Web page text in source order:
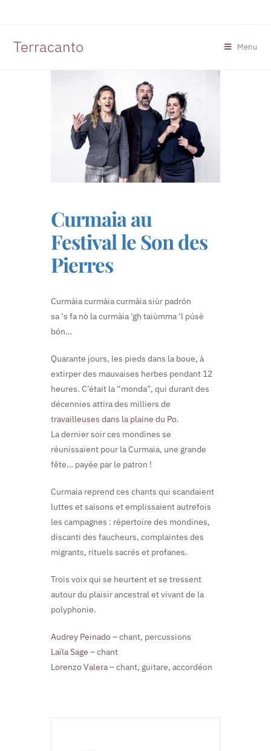
Terracanto Menu
Curmaia au
Festival le Son des
Pierres
Curmàia curmàia curmàia siùr padrón
sa ‘s fa nò la curmàia ‘gh taiùmma ‘l púsè
bón…
Quarante jours, les pieds dans la boue, à
extirper des mauvaises herbes pendant 12
heures. C’était la “monda”, qui durant des
décennies attira des milliers de
travailleuses dans la plaine du Po.
La dernier soir ces mondines se
réunissaient pour la Curmaia, une grande
fête… payée par le patron !
Curmaia reprend ces chants qui scandaient
luttes et saisons et emplissaient autrefois
les campagnes : répertoire des mondines,
discanti des faucheurs, complaintes des
migrants, rituels sacrés et profanes.
Trois voix qui se heurtent et se tressent
autour du plaisir ancestral et vivant de la
polyphonie.
Audrey Peinado– chant, percussions
Laïla Sage – chant
Lorenzo Valera– chant, guitare, accordéon